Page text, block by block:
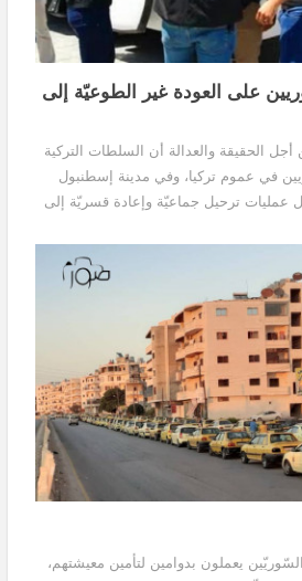
على العودة غير الطوعيّة إلى
الحقيقة والعدالة أن السلطات التركية
في عموم تركيا، وفي مدينة إسطنبول
ترحيل جماعيّة وإعادة قسريّة إلى
يعملون بدوامين لتأمين معيشتهم،